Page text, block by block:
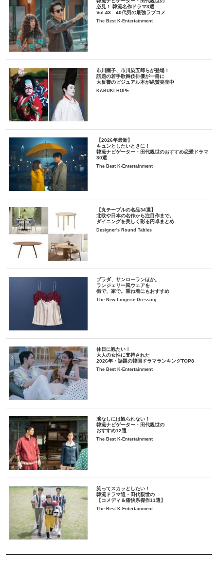
必見！ 韓流名作ドラマ3選
Vol.43 40代男の最強ラブコメ
The Best K-Entertainment
市川團子、市川染五郎らが登場！
話題の若手歌舞伎俳優が一冊に
大反響のビジュアル本が絶賛発売中
KABUKI HOPE
【2026年最新】
キュンとしたいときに！
韓流ナビゲーター・田代親世のおすすめ恋愛ドラマ
30選
The Best K-Entertainment
【丸テーブルの名品34選】
北欧や日本の名作から注目作まで。
ダイニングを美しく彩る円卓まとめ
Designer's Round Tables
プラダ、サンローランほか。
ランジェリー風ウェアを
街で、家で。重ね着にもおすすめ
The New Lingerie Dressing
休日に観たい！
大人の女性に支持された
2026年・話題の韓国ドラマランキングTOP8
The Best K-Entertainment
涙なしには観られない！
韓流ナビゲーター・田代親世の
おすすめ12選
The Best K-Entertainment
笑ってスカッとしたい！
韓流ドラマ通・田代親世の
【コメディ＆痛快系傑作11選】
The Best K-Entertainment